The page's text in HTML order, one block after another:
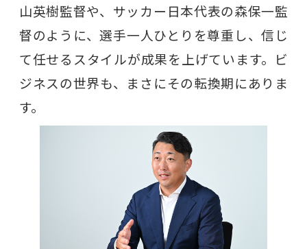
山英樹監督や、サッカー日本代表の森保一監
督のように、選手一人ひとりを尊重し、信じ
て任せるスタイルが成果を上げています。ビ
ジネスの世界も、まさにその転換期にありま
す。